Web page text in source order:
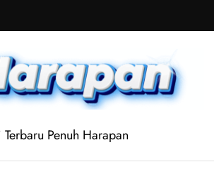
Penuh Harapan